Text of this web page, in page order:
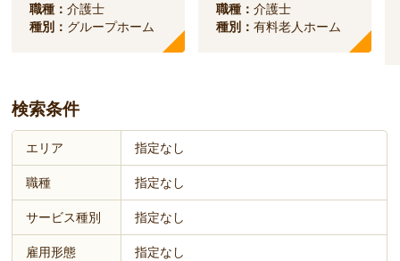
職種：介護士
種別： グループホーム
職種：介護士
種別：有料老人ホーム
検索条件
エリア 指定なし
職種 指定なし
サービス種別 指定なし
雇用形態 指定なし